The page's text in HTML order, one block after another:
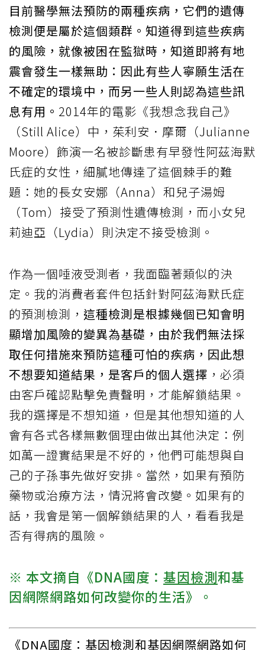
目前醫學無法預防的兩種疾病，它們的遺傳
檢測便是屬於這個類群。知道得到這些疾病
的風險，就像被困在監獄時，知道即將有地
震會發生一樣無助：因此有些人寧願生活在
不確定的環境中，而另一些人則認為這些訊
息有用。 2014年的電影《我想念我自己》
（Still Alice）中，茱利安．摩爾（Julianne
Moore）飾演一名被診斷患有早發性阿茲海默
氏症的女性，細膩地傳達了這個棘手的難
題：她的長女安娜（Anna）和兒子湯姆
（Tom）接受了預測性遺傳檢測，而小女兒
莉迪亞（Lydia）則決定不接受檢測。
作為一個唾液受測者，我面臨著類似的決
定。我的消費者套件包括針對阿茲海默氏症
的預測檢測， 這種檢測是根據幾個已知會明
顯增加風險的變異為基礎，由於我們無法採
取任何措施來預防這種可怕的疾病，因此想
不想要知道結果，是客戶的個人選擇 ，必須
由客戶確認點擊免責聲明，才能解鎖結果。
我的選擇是不想知道，但是其他想知道的人
會有各式各樣無數個理由做出其他決定：例
如萬一證實結果是不好的，他們可能想與自
己的子孫事先做好安排。當然，如果有預防
藥物或治療方法，情況將會改變。如果有的
話，我會是第一個解鎖結果的人，看看我是
否有得病的風險。
※ 本文摘自《DNA國度： 基因檢測和基
因網際網路如何改變你的生活》。
《DNA國度：基因檢測和基因網際網路如何